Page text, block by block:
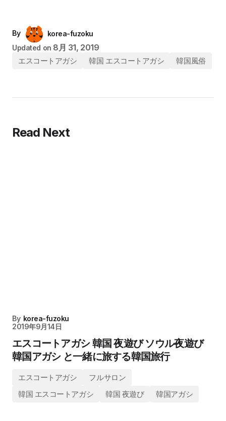
By
korea-fuzoku
Updated on 8月 31, 2019
エスコートアガシ 韓国 エスコートアガシ 韓国風俗
Read Next
By korea-fuzoku
2019年9月14日
エスコートアガシ 韓国 夜遊び ソウル夜遊び
韓国アガシ と一緒に旅する韓国旅行
エスコートアガシ
フルサロン
韓国 エスコートアガシ
韓国 夜遊び 韓国アガシ